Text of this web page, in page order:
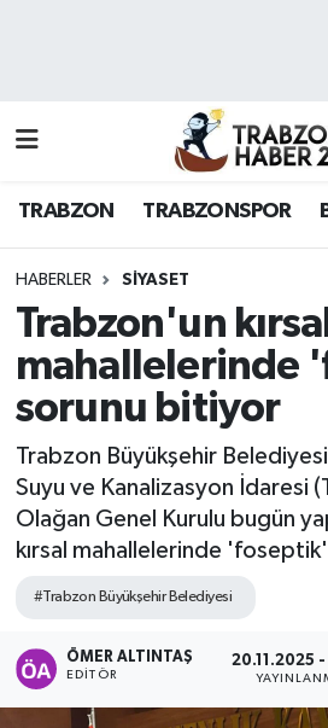
TRABZON TRABZONSPOR
HABERLER SİYASET
Trabzon'un kırsal
mahallelerinde
sorunu bitiyor
Trabzon Büyükşehir
Suyu ve Kanalizasyon İdaresi
Olağan Genel Kurulu bugün
kırsal mahallelerinde
#Trabzon Büyükşehir Belediyesi
ÖMER ALTINTAŞ
EDITÖR
20.11.2025 -
Hava Durumu
Namaz Vakitleri
Trafik Durumu
Süper Lig Puan Durumu ve
Tüm Manşetler
Son Dakika Haberleri
Haber Arşivi